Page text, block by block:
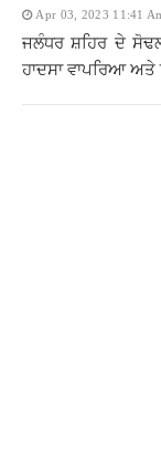
Apr 03, 2023 11:41
ਜਲੰਧਰ ਸ਼ਹਿਰ ਦੇ
ਹਾਦਸਾ ਵਾਪਰਿਆ